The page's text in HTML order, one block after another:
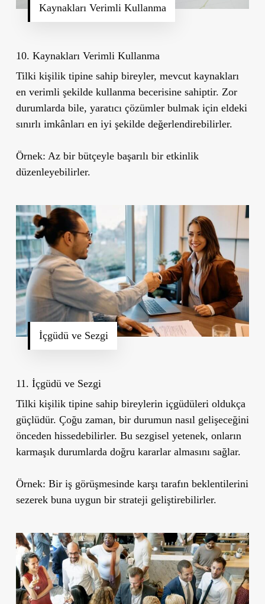
Kaynakları Verimli Kullanma
10. Kaynakları Verimli Kullanma
Tilki kişilik tipine sahip bireyler, mevcut kaynakları
en verimli şekilde kullanma becerisine sahiptir. Zor
durumlarda bile, yaratıcı çözümler bulmak için eldeki
sınırlı imkânları en iyi şekilde değerlendirebilirler.
Örnek: Az bir bütçeyle başarılı bir etkinlik
düzenleyebilirler.
İçgüdü ve Sezgi
11. İçgüdü ve Sezgi
Tilki kişilik tipine sahip bireylerin içgüdüleri oldukça
güçlüdür. Çoğu zaman, bir durumun nasıl gelişeceğini
önceden hissedebilirler. Bu sezgisel yetenek, onların
karmaşık durumlarda doğru kararlar almasını sağlar.
Örnek: Bir iş görüşmesinde karşı tarafın beklentilerini
sezerek buna uygun bir strateji geliştirebilirler.